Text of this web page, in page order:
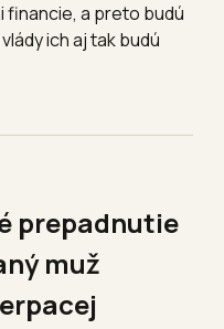
financie, a preto budú
ich aj tak budú
prepadnutie
muž